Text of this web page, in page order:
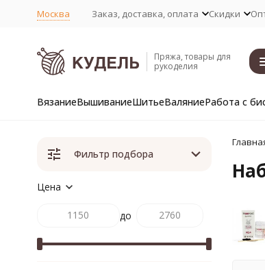
Москва Заказ, доставка, оплата Скидки
Пряжа, товары для
рукоделия
ВязаниеВышиваниеШитьеВаляниеРабота с
Фильтр подбора
Цена
до